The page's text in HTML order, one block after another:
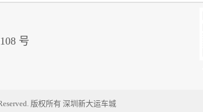
号
版权所有 深圳新大运车城